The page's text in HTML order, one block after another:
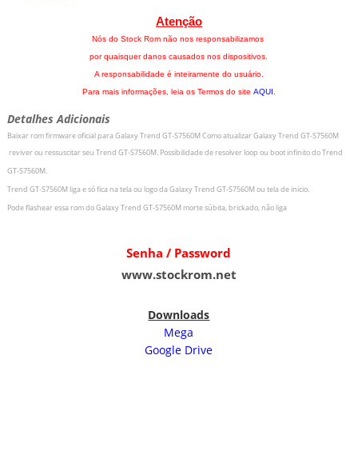
Atenção
Nós do Stock Rom não nos responsabilizamos
por quaisquer danos causados nos dispositivos.
A responsabilidade é inteiramente do usuário.
Para mais informações, leia os Termos do site AQUI
Detalhes Adicionais
Baixar rom firmware oficial para Galaxy Trend GT-S7560MComo atualizarGalaxy Trend GT-S7560M
reviver ou ressuscitar seu Trend GT-S7560M. Possibilidade de resolver loop ou boot infinito doTrend
GT-S7560M.
Trend GT-S7560M liga e só fica na tela ou logo daGalaxy Trend GT-S7560M ou tela de inicio.
Pode flashear essa rom doGalaxy Trend GT-S7560M morte súbita, brickado, não liga
Senha / Password
www.stockrom.net
Downloads
Mega
Google Drive